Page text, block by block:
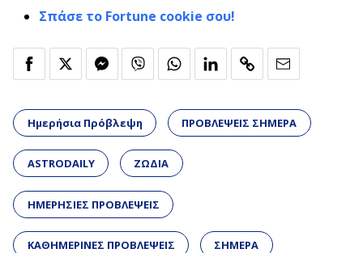
Σπάσε το Fortune cookie σου!
Ημερήσια Πρόβλεψη ΠΡΟΒΛΕΨΕΙΣ ΣΗΜΕΡΑ
ASTRODAILY ΖΩΔΙΑ
ΗΜΕΡΗΣΙΕΣ ΠΡΟΒΛΕΨΕΙΣ
ΚΑΘΗΜΕΡΙΝΕΣ ΠΡΟΒΛΕΨΕΙΣ ΣΗΜΕΡΑ